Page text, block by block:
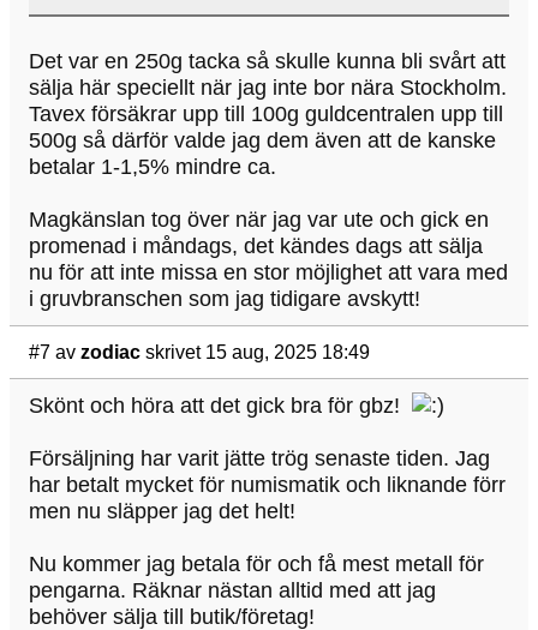
Det var en 250g tacka så skulle kunna bli svårt att
sälja här speciellt när jag inte bor nära Stockholm.
Tavex försäkrar upp till 100g guldcentralen upp till
500g så därför valde jag dem även att de kanske
betalar 1-1,5% mindre ca.
Magkänslan tog över när jag var ute och gick en
promenad i måndags, det kändes dags att sälja
nu för att inte missa en stor möjlighet att vara med
i gruvbranschen som jag tidigare avskytt!
#7 av zodiac skrivet 15 aug, 2025 18:49
Skönt och höra att det gick bra för gbz!
Försäljning har varit jätte trög senaste tiden. Jag
har betalt mycket för numismatik och liknande förr
men nu släpper jag det helt!
Nu kommer jag betala för och få mest metall för
pengarna. Räknar nästan alltid med att jag
behöver sälja till butik/företag!